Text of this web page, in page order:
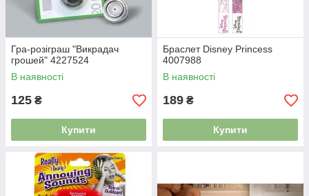
Гра-розіграш "Викрадач
грошей" 4227524
В наявності
125 ₴
Купити
Браслет Disney Princess
4007988
В наявності
189 ₴
Купити